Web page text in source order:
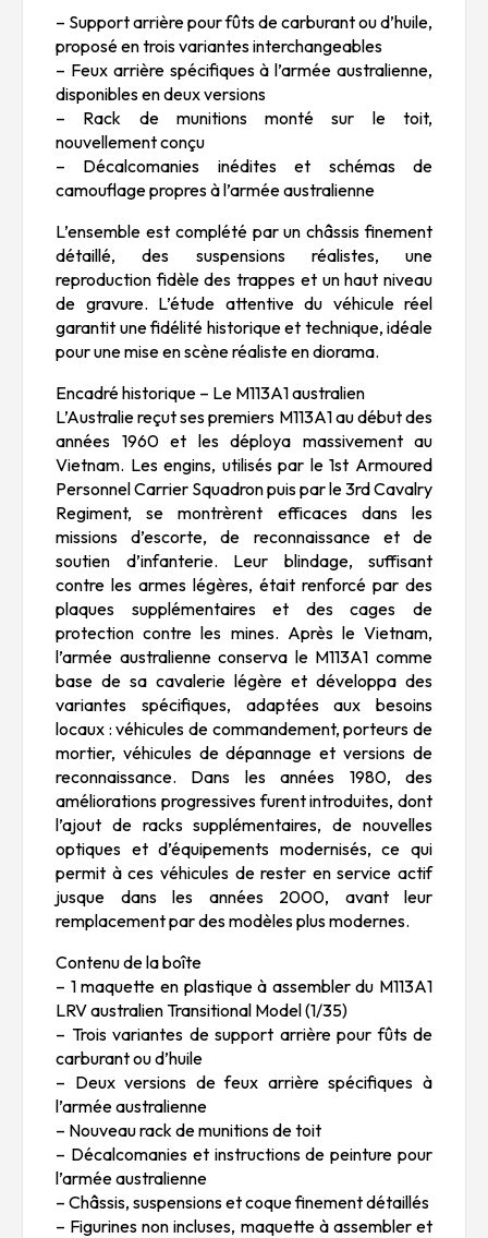
– Support arrière pour fûts de carburant ou d’huile,
proposé en trois variantes interchangeables
– Feux arrière spécifiques à l’armée australienne,
disponibles en deux versions
– Rack de munitions monté sur le toit,
nouvellement conçu
– Décalcomanies inédites et schémas de
camouflage propres à l’armée australienne
L’ensemble est complété par un châssis finement
détaillé, des suspensions réalistes, une
reproduction fidèle des trappes et un haut niveau
de gravure. L’étude attentive du véhicule réel
garantit une fidélité historique et technique, idéale
pour une mise en scène réaliste en diorama.
Encadré historique – Le M113A1 australien
L’Australie reçut ses premiers M113A1 au début des
années 1960 et les déploya massivement au
Vietnam. Les engins, utilisés par le 1st Armoured
Personnel Carrier Squadron puis par le 3rd Cavalry
Regiment, se montrèrent efficaces dans les
missions d’escorte, de reconnaissance et de
soutien d’infanterie. Leur blindage, suffisant
contre les armes légères, était renforcé par des
plaques supplémentaires et des cages de
protection contre les mines. Après le Vietnam,
l’armée australienne conserva le M113A1 comme
base de sa cavalerie légère et développa des
variantes spécifiques, adaptées aux besoins
locaux : véhicules de commandement, porteurs de
mortier, véhicules de dépannage et versions de
reconnaissance. Dans les années 1980, des
améliorations progressives furent introduites, dont
l’ajout de racks supplémentaires, de nouvelles
optiques et d’équipements modernisés, ce qui
permit à ces véhicules de rester en service actif
jusque dans les années 2000, avant leur
remplacement par des modèles plus modernes.
Contenu de la boîte
– 1 maquette en plastique à assembler du M113A1
LRV australien Transitional Model (1/35)
– Trois variantes de support arrière pour fûts de
carburant ou d’huile
– Deux versions de feux arrière spécifiques à
l’armée australienne
– Nouveau rack de munitions de toit
– Décalcomanies et instructions de peinture pour
l’armée australienne
– Châssis, suspensions et coque finement détaillés
– Figurines non incluses, maquette à assembler et